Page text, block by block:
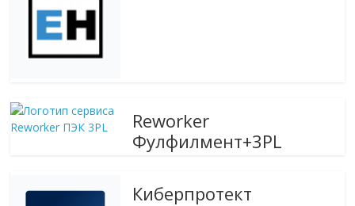
меняет
жизнь
эти
изменения
Reworker
Фулфилмент+3PL
Киберпротект